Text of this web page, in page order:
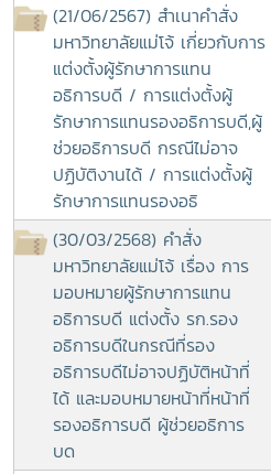
(21/06/2567) สำเนาคำสั่ง
มหาวิทยาลัยแม่โจ้ เกี่ยวกับการ
แต่งตั้งผู้รักษาการแทน
อธิการบดี / การแต่งตั้งผู้
รักษาการแทนรองอธิการบดี,ผู้
ช่วยอธิการบดี กรณีไม่อาจ
ปฏิบัติงานได้ / การแต่งตั้งผู้
รักษาการแทนรองอธิ
(30/03/2568) คำสั่ง
มหาวิทยาลัยแม่โจ้ เรื่อง การ
มอบหมายผู้รักษาการแทน
อธิการบดี แต่งตั้ง รก.รอง
อธิการบดีในกรณีที่รอง
อธิการบดีไม่อาจปฏิบัติหน้าที่
ได้ และมอบหมายหน้าที่หน้าที่
รองอธิการบดี ผู้ช่วยอธิการ
บด